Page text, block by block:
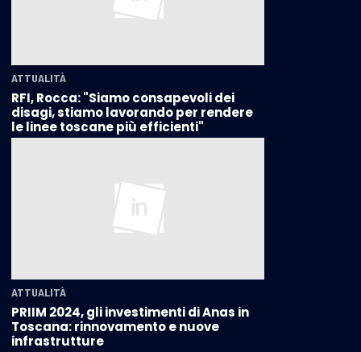
ATTUALITÀ
RFI, Rocca: "Siamo consapevoli dei
disagi, stiamo lavorando per rendere
le linee toscane più efficienti"
ATTUALITÀ
PRIIM 2024, gli investimenti di Anas in
Toscana: rinnovamento e nuove
infrastrutture